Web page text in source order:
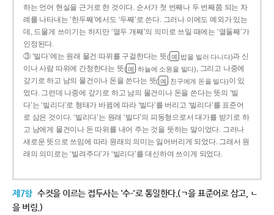
하는 언어 현실을 근거로 한 것이다. 순서가 첫 번째나 두 번째쯤 되는 차
례를 나타내는 ‘한두째’에서도 ‘두째’로 쓴다. 그러나 이에도 예외가 있는
데, 드물게 쓰이기는 하지만 ‘열두 개째’의 의미로 쓰일 때에는 ‘열둘째’가
인정된다.
③ ‘빌다’에는 원래 물건 따위를 구걸한다는 뜻( 예 밥을 빌러 다니다)과 신
이나 사람 따위에 간청한다는 뜻( 예 하늘에 소원을 빌다), 그리고 나중에
갚기로 하고 남의 물건이나 돈을 쓴다는 뜻( 예 친구에게 돈을 빌다)이 있
었다. 그런데 나중에 갚기로 하고 남의 물건이나 돈을 쓴다는 뜻의 ‘빌
다’는 ‘빌리다’로 형태가 바뀜에 따라 ‘빌다’를 버리고 ‘빌리다’를 표준어
로 삼은 것이다. ‘빌리다’는 원래 ‘빌다’의 피동형으로서 대가를 받기로 하
고 남에게 물건이나 돈 따위를 내어 주는 것을 뜻하는 말이었다. 그러나
새로운 뜻으로 쓰임에 따라 원래의 의미는 잃어버리게 되었다. 그래서 원
래의 의미로는 ‘빌려주다’가 ‘빌리다’를 대신하여 쓰이게 되었다.
제7항 수컷을 이르는 접두사는 '수-'로 통일한다.(ㄱ을 표준어로 삼고, ㄴ
을 버림.)